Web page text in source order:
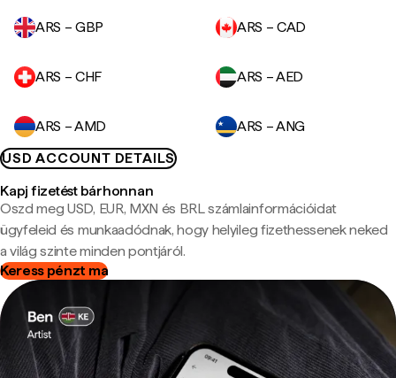
ARS – GBP ARS – CAD
ARS – CHF ARS – AED
ARS – AMD
ARS – ANG
USD ACCOUNT DETAILS
Kapj fizetést bárhonnan
Oszd meg USD, EUR, MXN és BRL számlainformációidat
ügyfeleid és munkaadódnak, hogy helyileg fizethessenek neked
a világ szinte minden pontjáról.
Keress pénzt ma